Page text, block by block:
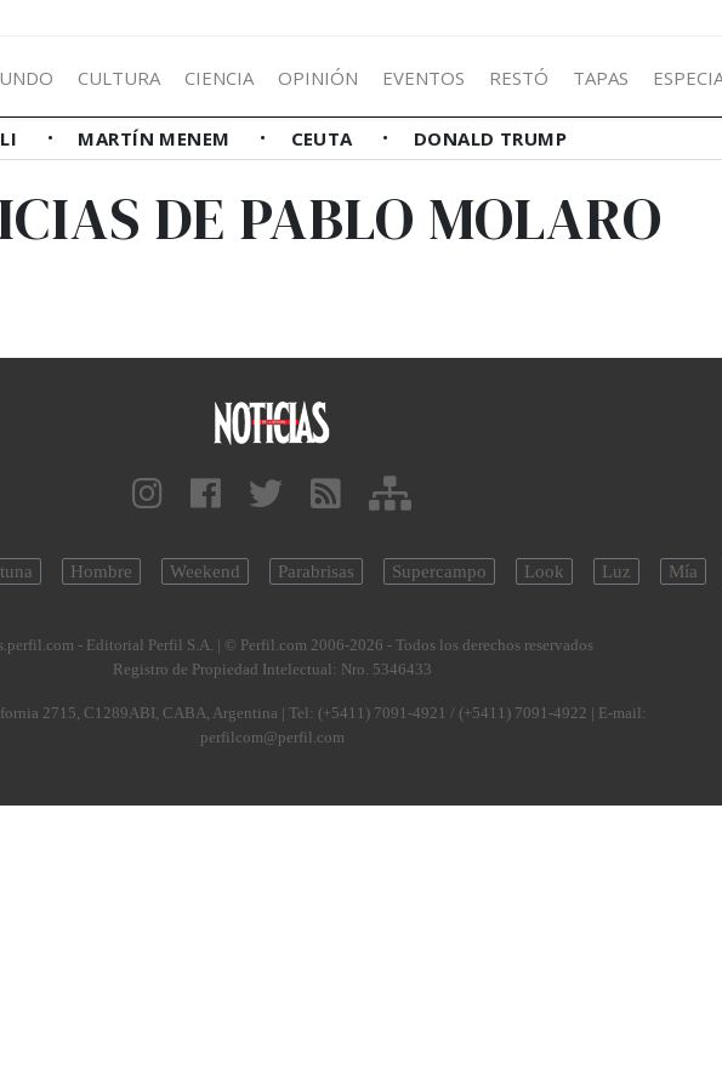
CULTURA CIENCIA OPINIÓN EVENTOS RESTÓ TAPAS
MARTÍN MENEM CEUTA DONALD TRUMP
DE PABLO MOLARO
Hombre Weekend Parabrisas Supercampo Look Luz Mía
- Editorial Perfil S.A. | © Perfil.com 2006-2026 - Todos los derechos reservados
Registro de Propiedad Intelectual: Nro. 5346433
2715, C1289ABI, CABA, Argentina | Tel: (+5411) 7091-4921 / (+5411) 7091-4922 | E-mail:
perfilcom@perfil.com